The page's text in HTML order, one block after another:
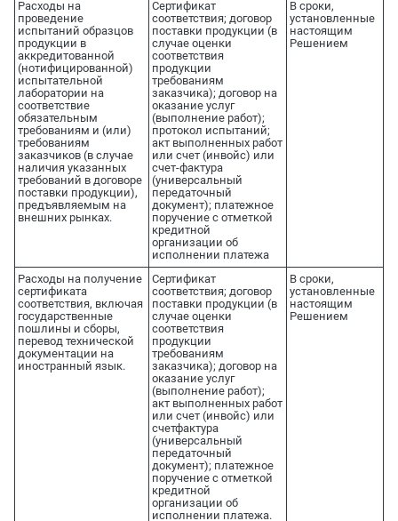
Расходы на
проведение
испытаний образцов
продукции в
аккредитованной
(нотифицированной)
испытательной
лаборатории на
соответствие
обязательным
требованиям и (или)
требованиям
заказчиков (в случае
наличия указанных
требований в договоре
поставки продукции),
предъявляемым на
внешних рынках.
Сертификат
соответствия; договор
поставки продукции (в
случае оценки
соответствия
продукции
требованиям
заказчика); договор на
оказание услуг
(выполнение работ);
протокол испытаний;
акт выполненных работ
или счет (инвойс) или
счет-фактура
(универсальный
передаточный
документ); платежное
поручение с отметкой
кредитной
организации об
исполнении платежа
В сроки,
установленные
настоящим
Решением
Расходы на получение
сертификата
соответствия, включая
государственные
пошлины и сборы,
перевод технической
документации на
иностранный язык.
Сертификат
соответствия; договор
поставки продукции (в
случае оценки
соответствия
продукции
требованиям
заказчика); договор на
оказание услуг
(выполнение работ);
акт выполненных работ
или счет (инвойс) или
счетфактура
(универсальный
передаточный
документ); платежное
поручение с отметкой
кредитной
организации об
исполнении платежа.
В сроки,
установленные
настоящим
Решением